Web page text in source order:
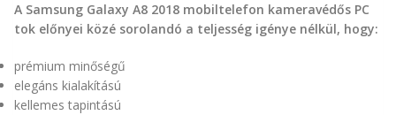
A Samsung Galaxy A8 2018 mobiltelefon kameravédős PC
tok előnyei közé sorolandó a teljesség igénye nélkül, hogy:
prémium minőségű
elegáns kialakítású
kellemes tapintású